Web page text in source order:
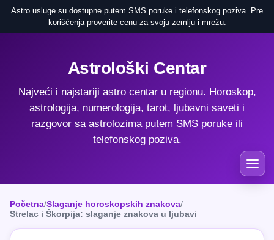
Astro usluge su dostupne putem SMS poruke i telefonskog poziva. Pre
korišćenja proverite cenu za svoju zemlju i mrežu.
Astrološki Centar
Najveći i najstariji astro centar u regionu. Horoskop,
astrologija, numerologija, tarot, ljubavni saveti i
razgovor sa astrolozima putem SMS poruke ili
telefonskog poziva.
Početna/Slaganje horoskopskih znakova/
Strelac i Škorpija: slaganje znakova u ljubavi